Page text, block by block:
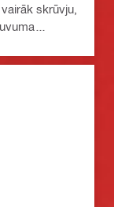
skrūvju,